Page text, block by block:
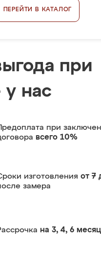
ПЕРЕЙТИ В КАТАЛОГ
при
у нас
при
всего 10%
изготовления от 7
замера
на 3, 4, 6